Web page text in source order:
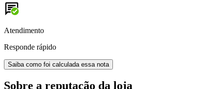
Atendimento
Responde rápido
Saiba como foi calculada essa nota
Sobre a reputação da loja